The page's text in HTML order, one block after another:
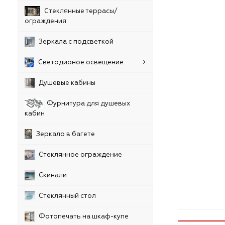
Стеклянные террасы/
ограждения
Зеркала с подсветкой
Светодионое освещение
Душевые кабины
Фурнитура для душевых
кабин
Зеркало в багете
Стеклянное ограждение
Скинали
Стеклянный стол
Фотопечать на шкаф-купе